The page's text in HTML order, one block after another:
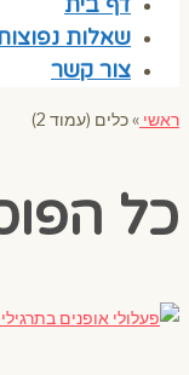
שאלות
צור קשר
ראשי »כלים (עמוד 2)
כל